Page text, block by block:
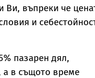
Ви, въпреки че
и
пазарен дял,
а в същото време